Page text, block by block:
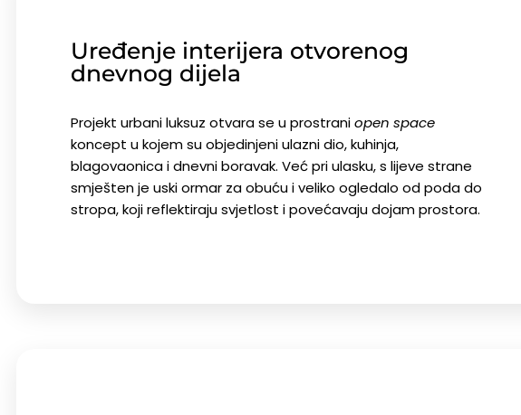
Uređenje interijera otvorenog
dnevnog dijela
Projekt urbani luksuz otvara se u prostraniopen space
koncept u kojem su objedinjeni ulazni dio, kuhinja,
blagovaonica i dnevni boravak. Već pri ulasku, s lijeve strane
smješten je uski ormar za obuću i veliko ogledalo od poda do
stropa, koji reflektiraju svjetlost i povećavaju dojam prostora.